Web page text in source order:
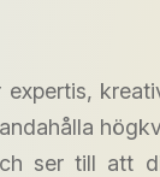
ser till att